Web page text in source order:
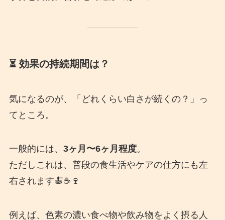
⏳ 効果の持続期間は？
気になるのが、「どれくらい白さが続くの？」っ
てところ。
一般的には、 3ヶ月〜6ヶ月程度。
ただしこれは、普段の食生活やケアの仕方にも左
右されます🍝☕️🍷
例えば、色素の濃い食べ物や飲み物をよく摂る人